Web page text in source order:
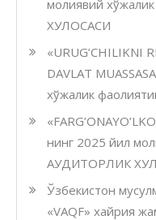
молиявий
ХУЛОСАСИ
«URUG’CHILIKNI
DAVLAT
хўжалик
нинг 2025 йил
АУДИТОРЛИК
Ўзбекистон
«VAQF» хайрия